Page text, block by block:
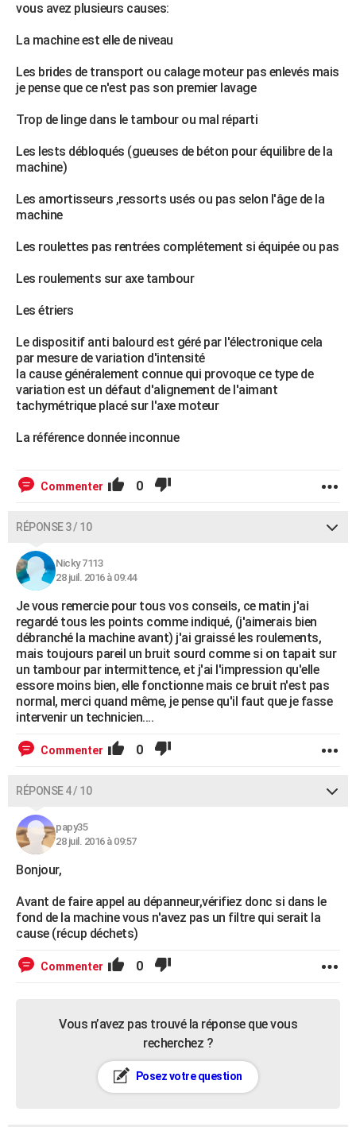
vous avez plusieurs causes:
La machine est elle de niveau
Les brides de transport ou calage moteur pas enlevés mais
je pense que ce n'est pas son premier lavage
Trop de linge dans le tambour ou mal réparti
Les lests débloqués (gueuses de béton pour équilibre de la
machine)
Les amortisseurs ,ressorts usés ou pas selon l'âge de la
machine
Les roulettes pas rentrées complétement si équipée ou pas
Les roulements sur axe tambour
Les étriers
Le dispositif anti balourd est géré par l'électronique cela
par mesure de variation d'intensité
la cause généralement connue qui provoque ce type de
variation est un défaut d'alignement de l'aimant
tachymétrique placé sur l'axe moteur
La référence donnée inconnue
Commenter 0
RÉPONSE 3 / 10
Nicky 7113
28 juil. 2016 à 09:44
Je vous remercie pour tous vos conseils, ce matin j'ai
regardé tous les points comme indiqué, (j'aimerais bien
débranché la machine avant) j'ai graissé les roulements,
mais toujours pareil un bruit sourd comme si on tapait sur
un tambour par intermittence, et j'ai l'impression qu'elle
essore moins bien, elle fonctionne mais ce bruit n'est pas
normal, merci quand même, je pense qu'il faut que je fasse
intervenir un technicien....
Commenter 0
RÉPONSE 4 / 10
papy35
28 juil. 2016 à 09:57
Bonjour,
Avant de faire appel au dépanneur,vérifiez donc si dans le
fond de la machine vous n'avez pas un filtre qui serait la
cause (récup déchets)
Commenter 0
Vous n’avez pas trouvé la réponse que vous
recherchez ?
Posez votre question